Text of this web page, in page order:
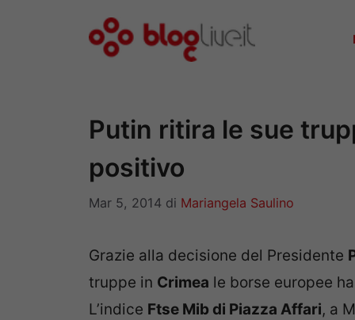
Putin ritira le sue
positivo
Mar 5, 2014 di Mariangela Saulino
Grazie alla decisione del Presidente
truppe in Crimea le borse europee
L’indice Ftse Mib di Piazza Affari, a